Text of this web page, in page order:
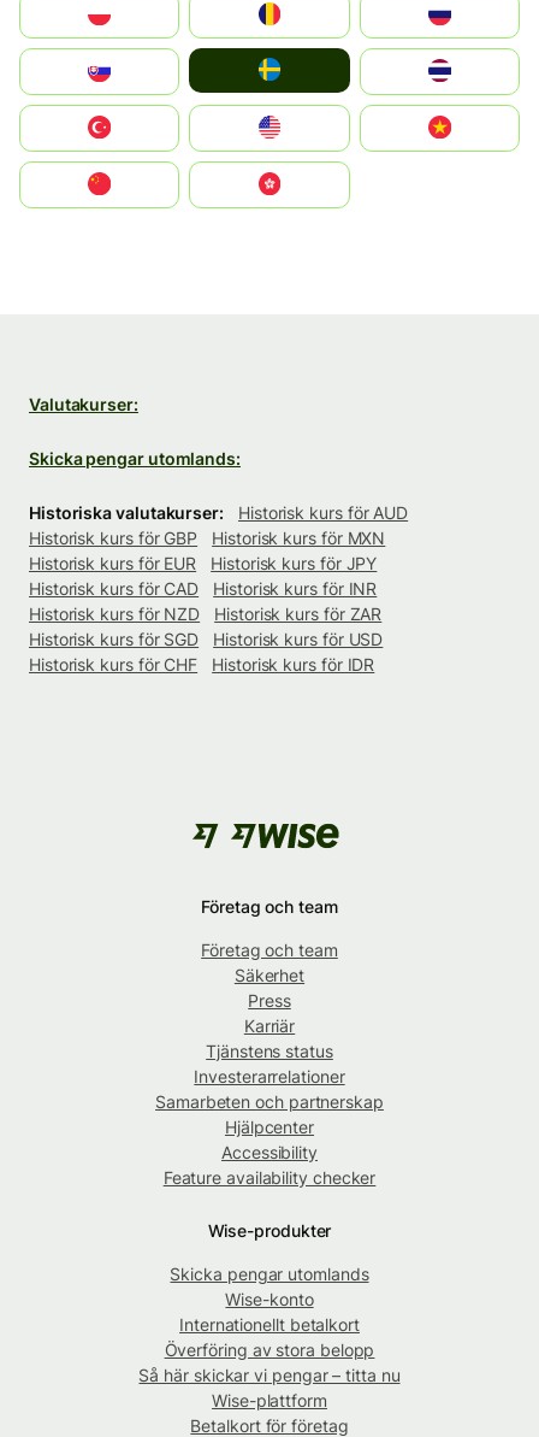
United States
中國香港特別行政區
Valutakurser:
Skicka pengar utomlands:
Historiska valutakurser:
Historisk kurs för AUD
Historisk kurs för GBP
Historisk kurs för MXN
Historisk kurs för EUR
Historisk kurs för JPY
Historisk kurs för CAD
Historisk kurs för INR
Historisk kurs för NZD
Historisk kurs för ZAR
Historisk kurs för SGD
Historisk kurs för USD
Historisk kurs för CHF
Historisk kurs för IDR
Företag och team
Företag och team
Säkerhet
Press
Karriär
Tjänstens status
Investerarrelationer
Samarbeten och partnerskap
Hjälpcenter
Accessibility
Feature availability checker
Wise-produkter
Skicka pengar utomlands
Wise-konto
Internationellt betalkort
Överföring av stora belopp
Så här skickar vi pengar – titta nu
Wise-plattform
Betalkort för företag